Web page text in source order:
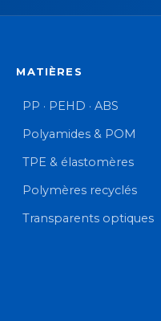
MATIÈRES
PP · PEHD · ABS
Polyamides & POM
TPE & élastomères
Polymères recyclés
Transparents optiques